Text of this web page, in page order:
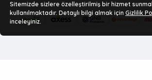
Copyright © 2023 superlabstore.com - Tüm
Sitemizde sizlere özelleştirilmiş bir hizmet
kullanılmaktadır. Detaylı bilgi almak için Gizlilik
inceleyiniz.